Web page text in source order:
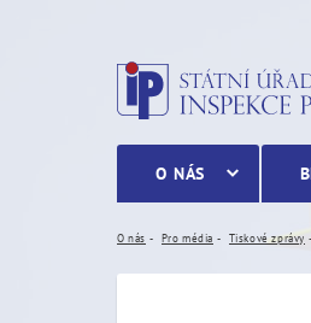
Inspekce
O NÁS
O nás Pro média Tiskové zprávy